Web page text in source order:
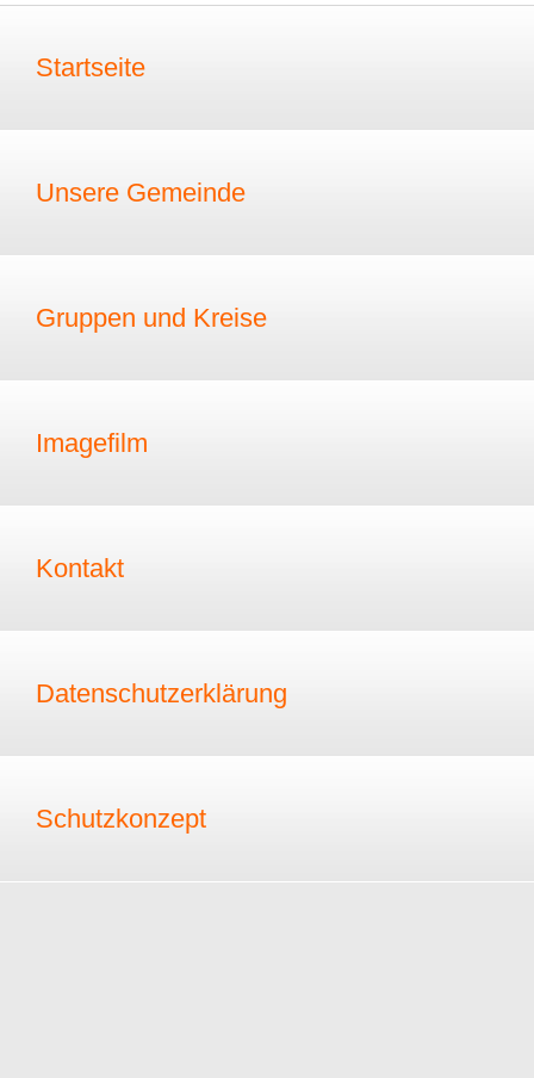
Startseite
Unsere Gemeinde
Gruppen und Kreise
Imagefilm
Kontakt
Datenschutzerklärung
Schutzkonzept